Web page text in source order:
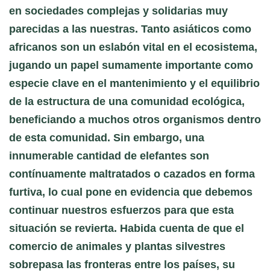
en sociedades complejas y solidarias muy
parecidas a las nuestras. Tanto asiáticos como
africanos son un eslabón vital en el ecosistema,
jugando un papel sumamente importante como
especie clave en el mantenimiento y el equilibrio
de la estructura de una comunidad ecológica,
beneficiando a muchos otros organismos dentro
de esta comunidad. Sin embargo, una
innumerable cantidad de elefantes son
contínuamente maltratados o cazados en forma
furtiva, lo cual pone en evidencia que debemos
continuar nuestros esfuerzos para que esta
situación se revierta. Habida cuenta de que el
comercio de animales y plantas silvestres
sobrepasa las fronteras entre los países, su